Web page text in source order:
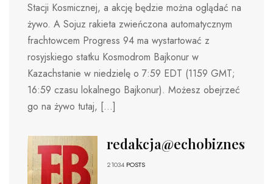
Stacji Kosmicznej, a akcję będzie można oglądać na
żywo. A Sojuz rakieta zwieńczona automatycznym
frachtowcem Progress 94 ma wystartować z
rosyjskiego statku Kosmodrom Bajkonur w
Kazachstanie w niedzielę o 7:59 EDT (1159 GMT;
16:59 czasu lokalnego Bajkonur). Możesz obejrzeć
go na żywo tutaj, […]
redakcja@echobiznesu.pl
21034 POSTS